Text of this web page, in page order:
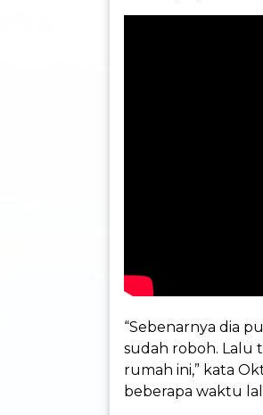
“Sebenarnya dia
sudah roboh. Lalu
rumah ini,” kata
beberapa waktu